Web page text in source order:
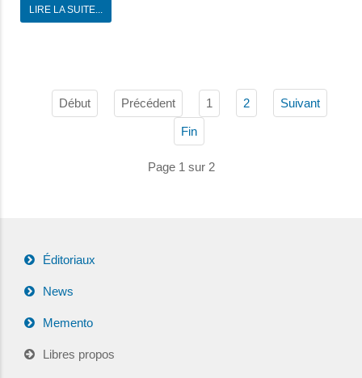
LIRE LA SUITE...
Début Précédent 1 2 Suivant
Fin
Page 1 sur 2
Éditoriaux
News
Memento
Libres propos